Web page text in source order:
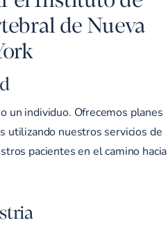
de Nueva
un individuo. Ofrecemos planes
utilizando nuestros servicios de
pacientes en el camino hacia